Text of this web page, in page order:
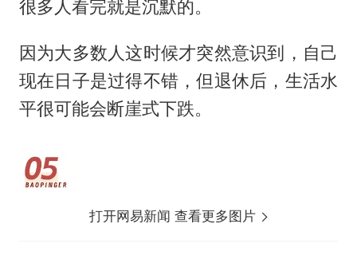
很多人看完就是沉默的。
因为大多数人这时候才突然意识到，自己
现在日子是过得不错，但退休后，生活水
平很可能会断崖式下跌。
打开网易新闻 查看更多图片